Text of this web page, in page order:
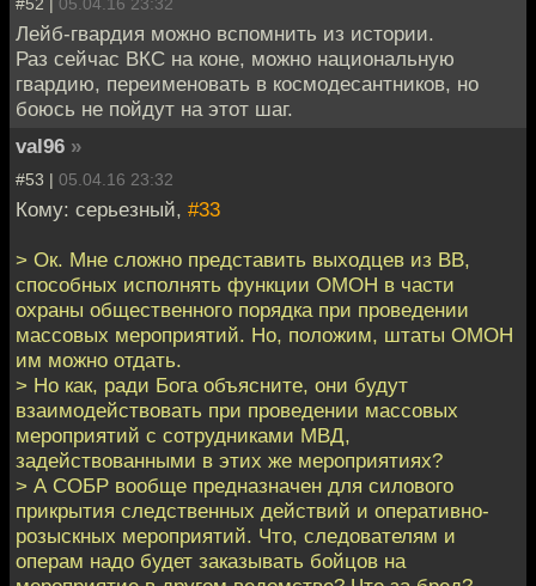
#52 | 05.04.16 23:32
Лейб-гвардия можно вспомнить из истории.
Раз сейчас ВКС на коне, можно национальную
гвардию, переименовать в космодесантников, но
боюсь не пойдут на этот шаг.
val96 »
#53 | 05.04.16 23:32
Кому: серьезный, #33
> Ок. Мне сложно представить выходцев из ВВ,
способных исполнять функции ОМОН в части
охраны общественного порядка при проведении
массовых мероприятий. Но, положим, штаты ОМОН
им можно отдать.
> Но как, ради Бога объясните, они будут
взаимодействовать при проведении массовых
мероприятий с сотрудниками МВД,
задействованными в этих же мероприятиях?
> А СОБР вообще предназначен для силового
прикрытия следственных действий и оперативно-
розыскных мероприятий. Что, следователям и
операм надо будет заказывать бойцов на